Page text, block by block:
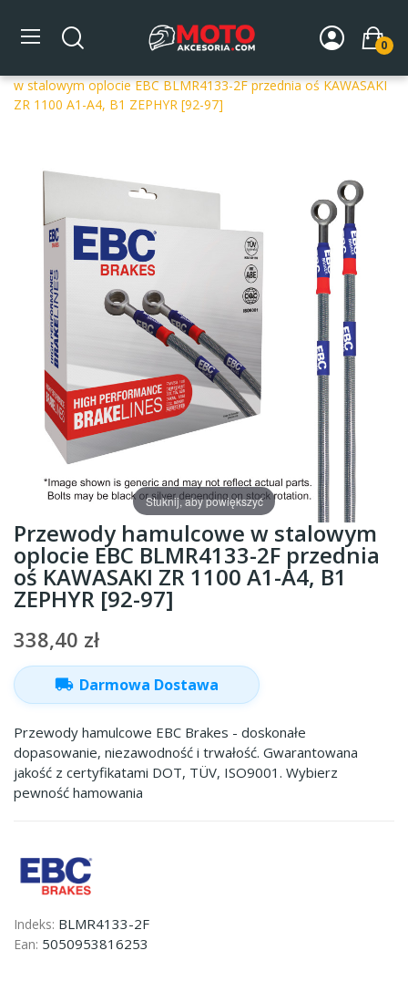
0
Strona główna DLA MOTOCYKLA
Układ hamulcowy
w stalowym oplocie EBC BLMR4133-2F przednia oś KAWASAKI
ZR 1100 A1-A4, B1 ZEPHYR [92-97]
Stuknij, aby powiększyć
Przewody hamulcowe w stalowym
oplocie EBC BLMR4133-2F przednia
oś KAWASAKI ZR 1100 A1-A4, B1
ZEPHYR [92-97]
338,40 zł
local_shipping Darmowa Dostawa
Przewody hamulcowe EBC Brakes - doskonałe
dopasowanie, niezawodność i trwałość. Gwarantowana
jakość z certyfikatami DOT, TÜV, ISO9001. Wybierz
pewność hamowania
Indeks: BLMR4133-2F
Ean: 5050953816253